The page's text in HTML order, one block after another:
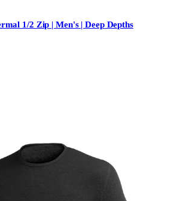
1/2 Zip | Men's | Deep Depths